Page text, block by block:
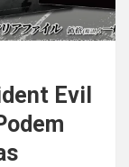
Evil